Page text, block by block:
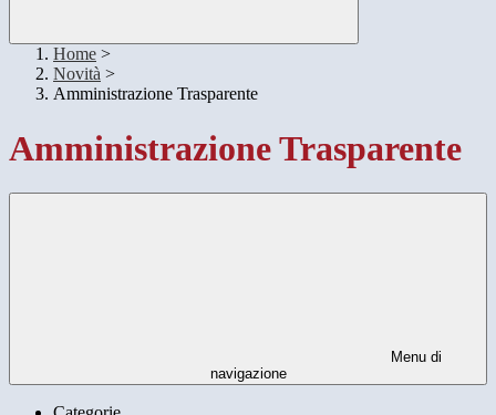
Home >
Novità >
Amministrazione Trasparente
Amministrazione Trasparente
Menu di
navigazione